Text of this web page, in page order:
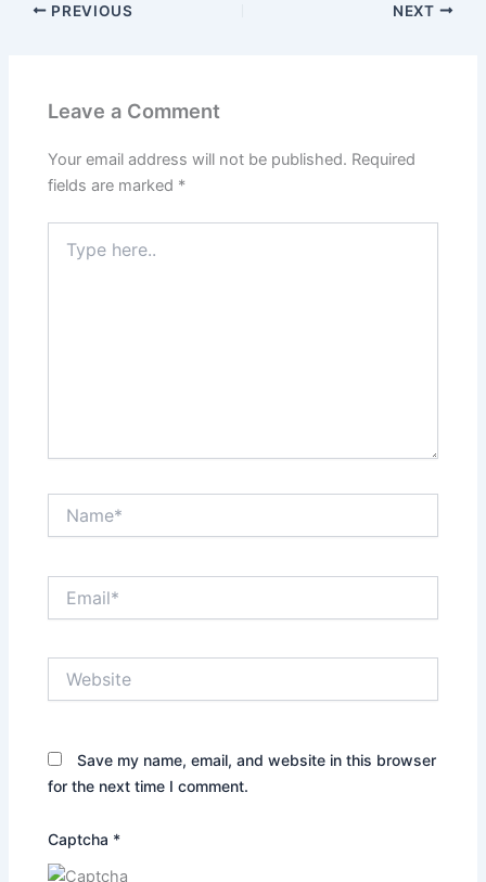
PREVIOUS NEXT
Leave a Comment
Your email address will not be published. Required
fields are marked *
here..
Save my name, email, and website in this browser
for the next time I comment.
Captcha *